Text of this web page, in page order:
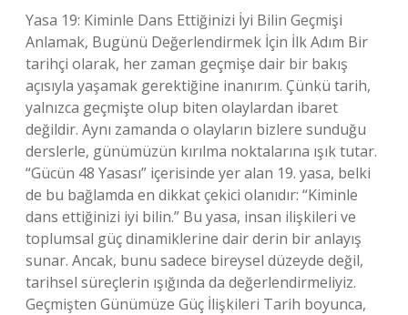
Yasa 19: Kiminle Dans Ettiğinizi İyi Bilin Geçmişi
Anlamak, Bugünü Değerlendirmek İçin İlk Adım Bir
tarihçi olarak, her zaman geçmişe dair bir bakış
açısıyla yaşamak gerektiğine inanırım. Çünkü tarih,
yalnızca geçmişte olup biten olaylardan ibaret
değildir. Aynı zamanda o olayların bizlere sunduğu
derslerle, günümüzün kırılma noktalarına ışık tutar.
“Gücün 48 Yasası” içerisinde yer alan 19. yasa, belki
de bu bağlamda en dikkat çekici olanıdır: “Kiminle
dans ettiğinizi iyi bilin.” Bu yasa, insan ilişkileri ve
toplumsal güç dinamiklerine dair derin bir anlayış
sunar. Ancak, bunu sadece bireysel düzeyde değil,
tarihsel süreçlerin ışığında da değerlendirmeliyiz.
Geçmişten Günümüze Güç İlişkileri Tarih boyunca,